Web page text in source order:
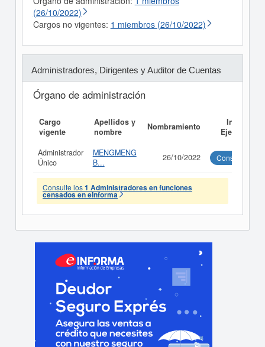
(26/10/2022)
Cargos no vigentes: 1 miembros (26/10/2022)
Administradores, Dirigentes y Auditor de Cuentas
Órgano de administración
Cargo
vigente
Apellidos y
nombre
Nombramiento
Informe
Ejecutivo
Administrador
Único
MENGMENG
B...
26/10/2022 Consultar
Consulte los1 Administradores en funciones
censados en eInforma